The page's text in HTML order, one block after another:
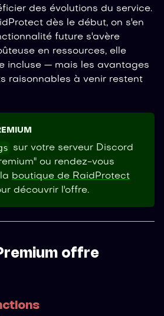
des évolutions du service.
dès le début, on s'en
future s'avère
en ressources, elle
incluse — mais les avantages
raisonnables à venir restent
sur votre serveur Discord
ou rendez-vous
boutique de RaidProtect
découvrir l'offre.
offre